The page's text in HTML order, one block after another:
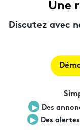
Une
Discutez avec
▶︎
Des
▶︎ Des